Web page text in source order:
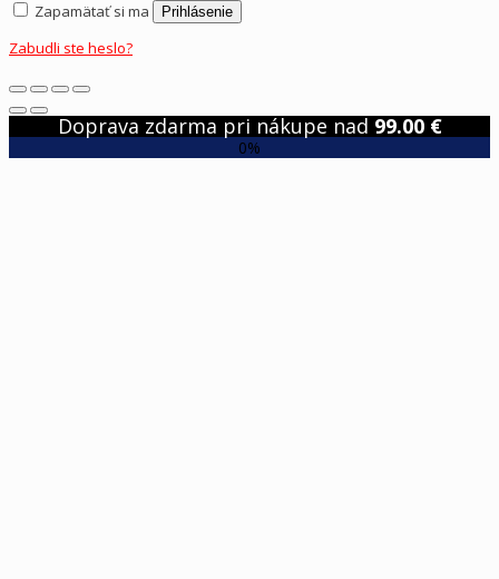
Zapamätať si ma Prihlásenie
Zabudli ste heslo?
Doprava zdarma pri nákupe nad 99.00 €
0%